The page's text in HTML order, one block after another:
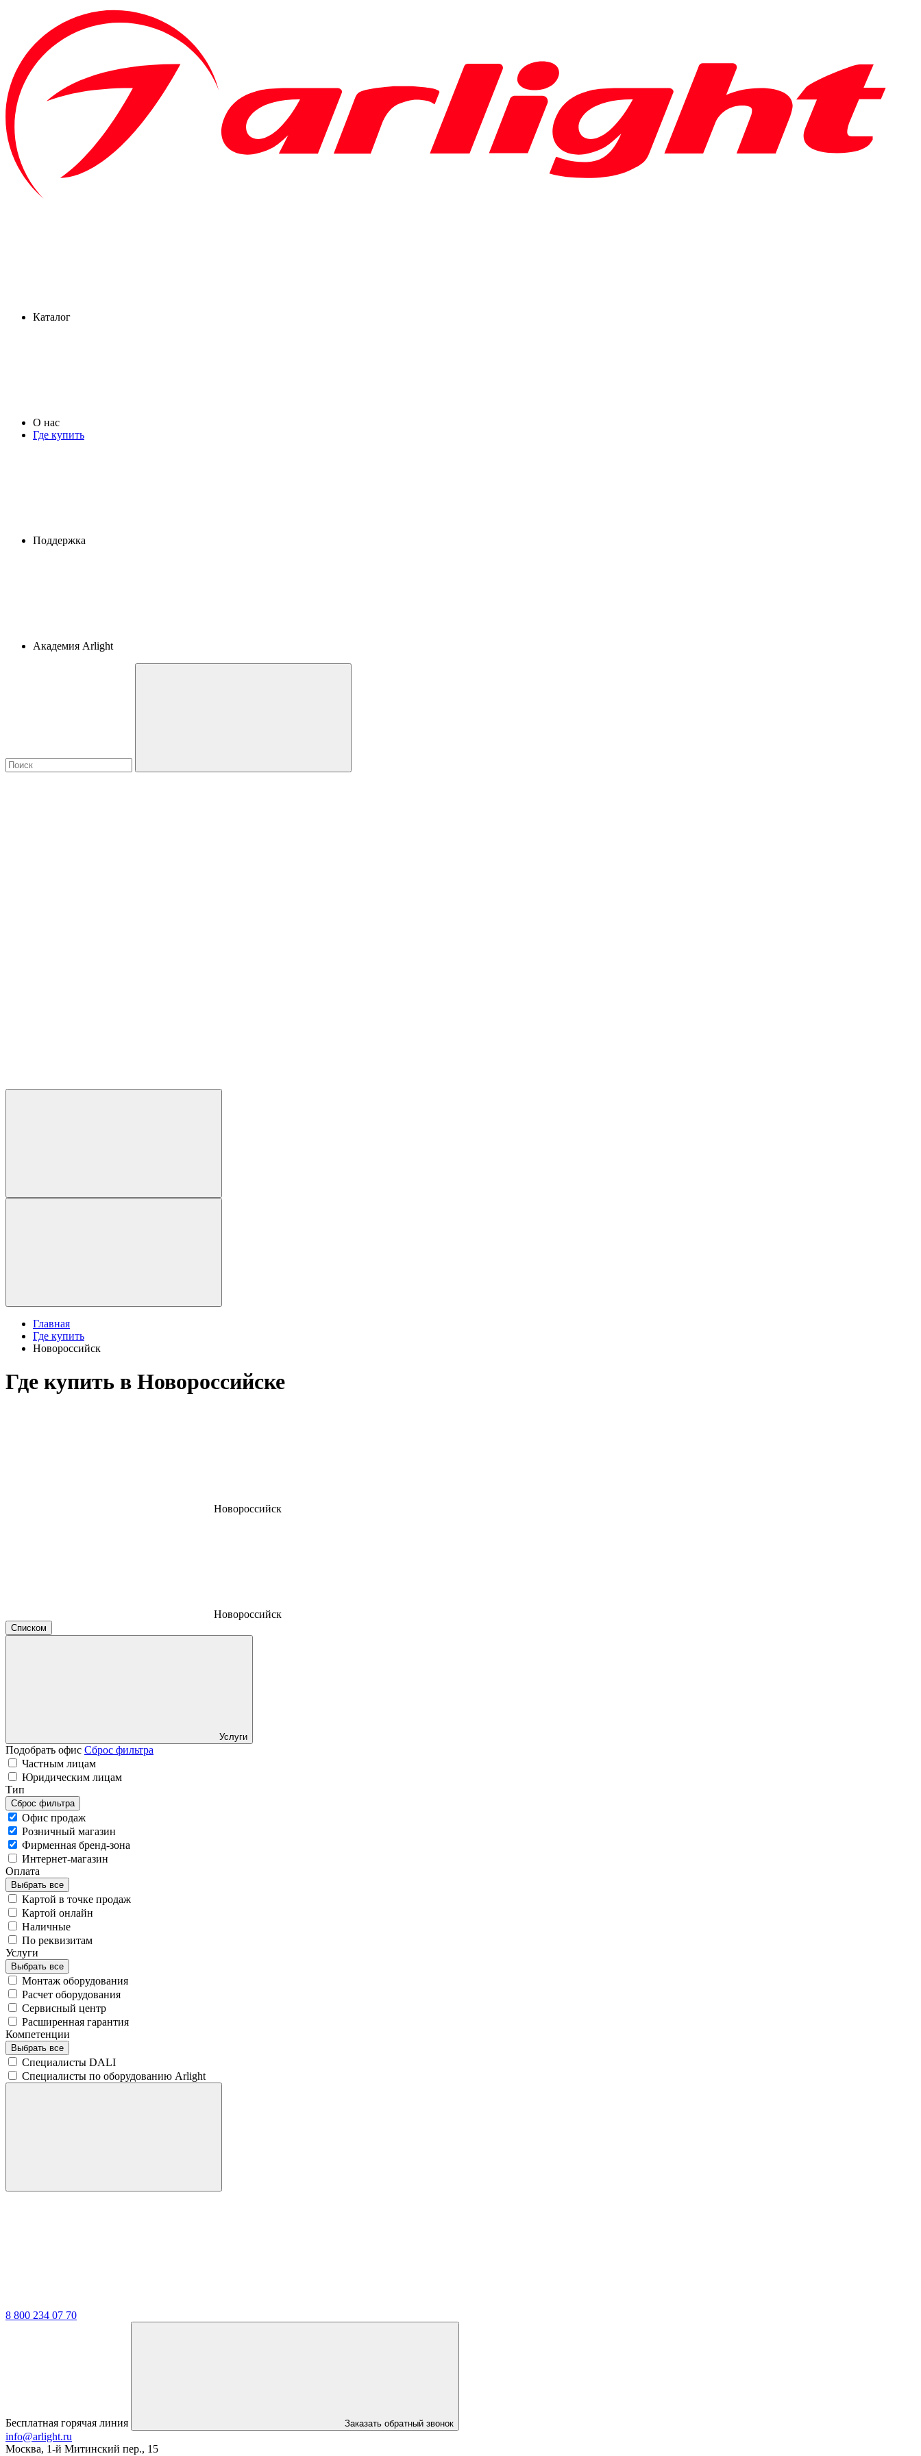
Каталог
О нас
Где купить
Поддержка
Академия Arlight
Главная
Где купить
Новороссийск
Где купить в Новороссийске
Новороссийск
Новороссийск
Списком
Услуги
Подобрать офис Сброс фильтра
Частным лицам
Юридическим лицам
Тип
Сброс фильтра
Офис продаж
Розничный магазин
Фирменная бренд-зона
Интернет-магазин
Оплата
Выбрать все
Картой в точке продаж
Картой онлайн
Наличные
По реквизитам
Услуги
Выбрать все
Монтаж оборудования
Расчет оборудования
Сервисный центр
Расширенная гарантия
Компетенции
Выбрать все
Специалисты DALI
Специалисты по оборудованию Arlight
8 800 234 07 70
Бесплатная горячая линия Заказать обратный звонок
info@arlight.ru
Москва, 1-й Митинский пер., 15